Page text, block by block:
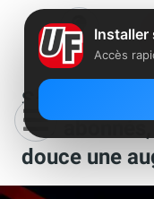
Sous
ses
douce une
Installer
Accès